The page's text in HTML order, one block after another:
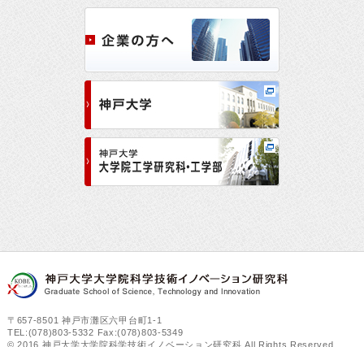
〒657-8501 神戸市灘区六甲台町1-1
TEL:(078)803-5332 Fax:(078)803-5349
© 2016 神戸大学大学院科学技術イノベーション研究科 All Rights Reserved.